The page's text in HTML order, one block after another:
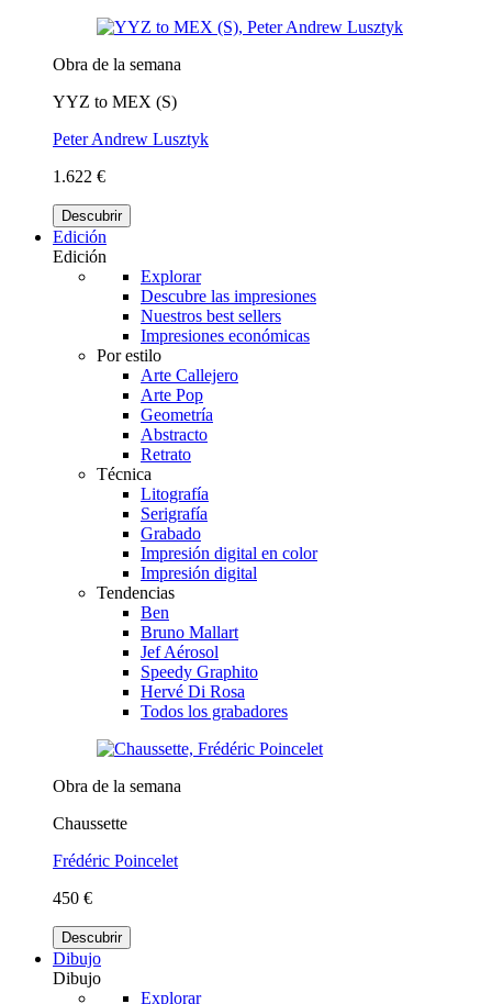
Obra de la semana
YYZ to MEX (S)
Peter Andrew Lusztyk
1.622 €
Descubrir
Edición
Edición
Explorar
Descubre las impresiones
Nuestros best sellers
Impresiones económicas
Por estilo
Arte Callejero
Arte Pop
Geometría
Abstracto
Retrato
Técnica
Litografía
Serigrafía
Grabado
Impresión digital en color
Impresión digital
Tendencias
Ben
Bruno Mallart
Jef Aérosol
Speedy Graphito
Hervé Di Rosa
Todos los grabadores
Obra de la semana
Chaussette
Frédéric Poincelet
450 €
Descubrir
Dibujo
Dibujo
Explorar